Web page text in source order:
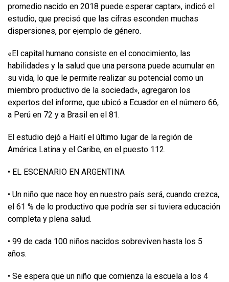
promedio nacido en 2018 puede esperar captar», indicó el
estudio, que precisó que las cifras esconden muchas
dispersiones, por ejemplo de género.
«El capital humano consiste en el conocimiento, las
habilidades y la salud que una persona puede acumular en
su vida, lo que le permite realizar su potencial como un
miembro productivo de la sociedad», agregaron los
expertos del informe, que ubicó a Ecuador en el número 66,
a Perú en 72 y a Brasil en el 81.
El estudio dejó a Haití el último lugar de la región de
América Latina y el Caribe, en el puesto 112.
• EL ESCENARIO EN ARGENTINA
• Un niño que nace hoy en nuestro país será, cuando crezca,
el 61 % de lo productivo que podría ser si tuviera educación
completa y plena salud.
• 99 de cada 100 niños nacidos sobreviven hasta los 5
años.
• Se espera que un niño que comienza la escuela a los 4